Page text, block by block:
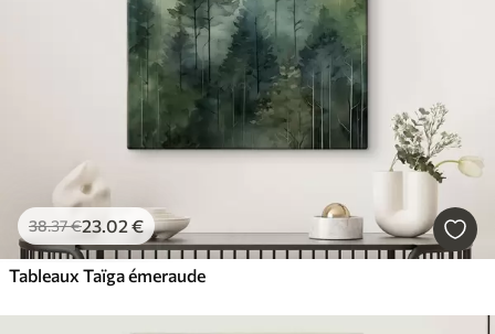
38.37€23.02€
Tableaux Taïga émeraude